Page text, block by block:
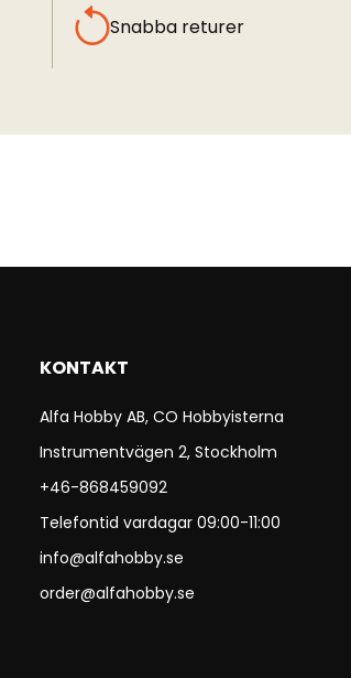
Snabba returer
KONTAKT
Alfa Hobby AB, CO Hobbyisterna
Instrumentvägen 2, Stockholm
+46-868459092
Telefontid vardagar 09:00-11:00
info@alfahobby.se
order@alfahobby.se